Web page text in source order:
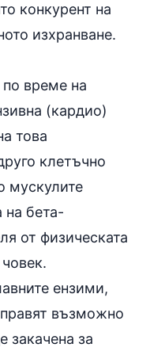
конкурент на
изхранване.
време на
(кардио)
това
клетъчно
мускулите
на бета-
от физическата
ензими,
възможно
закачена за